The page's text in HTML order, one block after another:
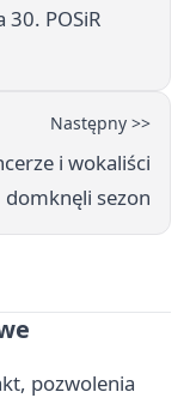
30. POSiR
Następny >>
i wokaliści
domknęli sezon
pozwolenia